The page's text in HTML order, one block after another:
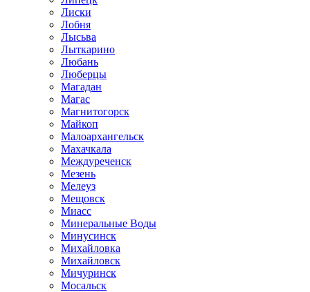
Лиски
Лобня
Лысьва
Лыткарино
Любань
Люберцы
Магадан
Магас
Магнитогорск
Майкоп
Малоархангельск
Махачкала
Междуреченск
Мезень
Мелеуз
Мещовск
Миасс
Минеральные Воды
Минусинск
Михайловка
Михайловск
Мичуринск
Мосальск